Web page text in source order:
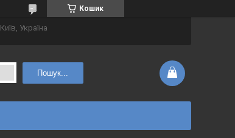
Кошик
Київ, Україна
Пошук...